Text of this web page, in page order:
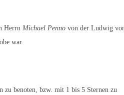
Herrn Michael Penno von der Ludwig
war.
zu benoten, bzw. mit 1 bis 5 Sternen zu